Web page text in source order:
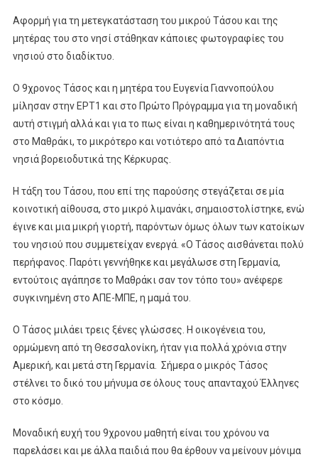
Αφορμή για τη μετεγκατάσταση του μικρού Τάσου και της
μητέρας του στο νησί στάθηκαν κάποιες φωτογραφίες του
νησιού στο διαδίκτυο.
Ο 9χρονος Τάσος και η μητέρα του Ευγενία Γιαννοπούλου
μίλησαν στην ΕΡΤ1 και στο Πρώτο Πρόγραμμα για τη μοναδική
αυτή στιγμή αλλά και για το πως είναι η καθημερινότητά τους
στο Μαθράκι, το μικρότερο και νοτιότερο από τα Διαπόντια
νησιά βορειοδυτικά της Κέρκυρας.
Η τάξη του Τάσου, που επί της παρούσης στεγάζεται σε μία
κοινοτική αίθουσα, στο μικρό λιμανάκι, σημαιοστολίστηκε, ενώ
έγινε και μια μικρή γιορτή, παρόντων όμως όλων των κατοίκων
του νησιού που συμμετείχαν ενεργά. «Ο Τάσος αισθάνεται πολύ
περήφανος. Παρότι γεννήθηκε και μεγάλωσε στη Γερμανία,
εντούτοις αγάπησε το Μαθράκι σαν τον τόπο του» ανέφερε
συγκινημένη στο ΑΠΕ-ΜΠΕ, η μαμά του.
Ο Τάσος μιλάει τρεις ξένες γλώσσες. Η οικογένεια του,
ορμώμενη από τη Θεσσαλονίκη, ήταν για πολλά χρόνια στην
Αμερική, και μετά στη Γερμανία. Σήμερα ο μικρός Τάσος
στέλνει το δικό του μήνυμα σε όλους τους απανταχού Έλληνες
στο κόσμο.
Μοναδική ευχή του 9χρονου μαθητή είναι του χρόνου να
παρελάσει και με άλλα παιδιά που θα έρθουν να μείνουν μόνιμα